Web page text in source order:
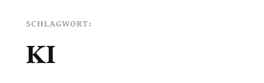
SCHLAGWORT:
KI